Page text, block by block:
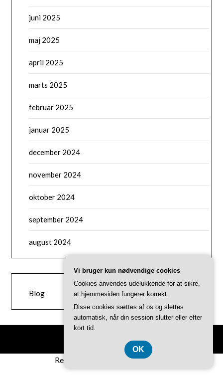
juni 2025
maj 2025
april 2025
marts 2025
februar 2025
januar 2025
december 2024
november 2024
oktober 2024
september 2024
august 2024
CATEGORIES
Blog
©2026 Vangsgaardtreat.dk
Registreringsnummer 374 077 39
Vi bruger kun nødvendige cookies
Cookies anvendes udelukkende for at sikre,
at hjemmesiden fungerer korrekt.
Disse cookies sættes af os og slettes
automatisk, når din session slutter eller efter
kort tid.
OK